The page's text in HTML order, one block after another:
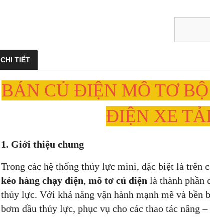
CHI TIẾT
BÁN CỦ ĐIỆN MÔ TƠ
ĐIỆN XE
1. Giới thiệu chung
Trong các hệ thống thủy lực mini, đặc biệt là trên
kéo hàng chạy điện, mô tơ củ điện là thành phần
thủy lực. Với khả năng vận hành mạnh mẽ và
bơm dầu thủy lực, phục vụ cho các thao tác nâng